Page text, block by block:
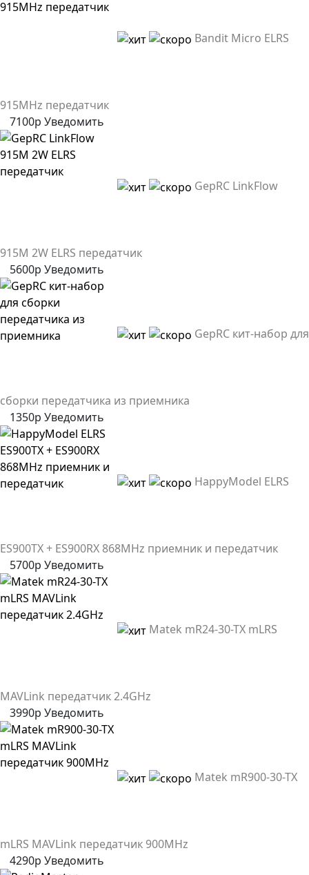
Bandit Micro ELRS
915MHz передатчик
7100р Уведомить
GepRC LinkFlow
915M 2W ELRS передатчик
5600р Уведомить
GepRC кит-набор для
сборки передатчика из приемника
1350р Уведомить
HappyModel ELRS
ES900TX + ES900RX 868MHz приемник и передатчик
5700р Уведомить
Matek mR24-30-TX mLRS
MAVLink передатчик 2.4GHz
3990р Уведомить
Matek mR900-30-TX
mLRS MAVLink передатчик 900MHz
4290р Уведомить